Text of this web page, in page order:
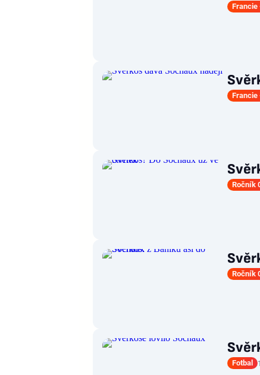
Francie
Francie
Ročník
Ročník
Fotbal